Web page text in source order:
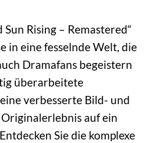
Sun Rising – Remastered“
in eine fesselnde Welt, die
Dramafans begeistern
überarbeitete
verbesserte Bild- und
auf ein
Sie die komplexe